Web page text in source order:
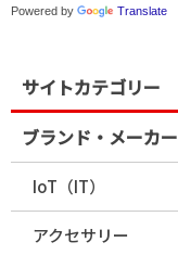
Powered by Translate
サイトカテゴリー
ブランド・メーカー
IoT（IT）
アクセサリー